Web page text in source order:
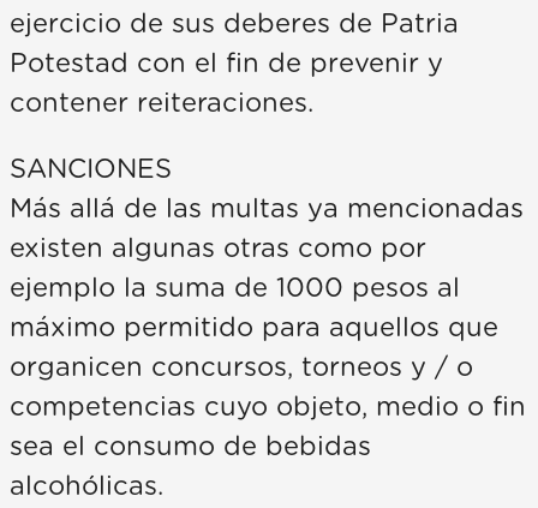
ejercicio de sus deberes de Patria
Potestad con el fin de prevenir y
contener reiteraciones.
SANCIONES
Más allá de las multas ya mencionadas
existen algunas otras como por
ejemplo la suma de 1000 pesos al
máximo permitido para aquellos que
organicen concursos, torneos y / o
competencias cuyo objeto, medio o fin
sea el consumo de bebidas
alcohólicas.